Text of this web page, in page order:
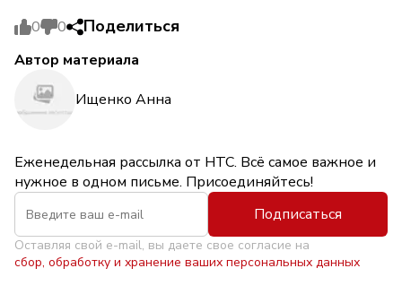
0 0 Поделиться
Автор материала
Ищенко Анна
Еженедельная рассылка от НТС. Всё самое важное и
нужное в одном письме. Присоединяйтесь!
Подписаться
Оставляя свой e-mail, вы даете свое согласие на
сбор, обработку и хранение ваших персональных данных